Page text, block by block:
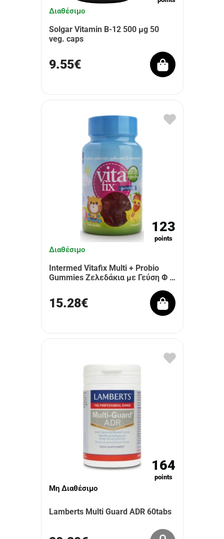
Διαθέσιμο
Solgar Vitamin B-12 500 μg 50
veg. caps
9.55€
123
points
Διαθέσιμο
Intermed Vitafix Multi + Probio
Gummies Ζελεδάκια με Γεύση Φ …
15.28€
164
points
Μη Διαθέσιμο
Lamberts Multi Guard ADR 60tabs